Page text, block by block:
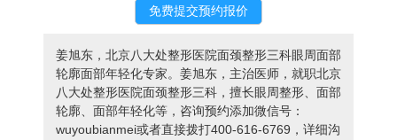
姜旭东，北京八大处整形医院面颈整形三科眼周面部
轮廓面部年轻化专家。姜旭东，主治医师，就职北京
八大处整形医院面颈整形三科，擅长眼周整形、面部
轮廓、面部年轻化等，咨询预约添加微信号：
wuyoubianmei或者直接拨打400-616-6769，详细沟